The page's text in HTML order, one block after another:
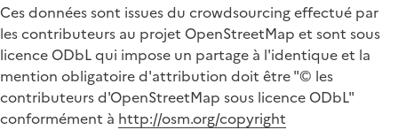
Ces données sont issues du crowdsourcing effectué par
les contributeurs au projet OpenStreetMap et sont sous
licence ODbL qui impose un partage à l'identique et la
mention obligatoire d'attribution doit être "© les
contributeurs d'OpenStreetMap sous licence ODbL"
conformément à http://osm.org/copyright